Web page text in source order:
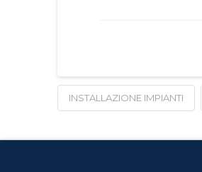
INSTALLAZIONE IMPIANTI